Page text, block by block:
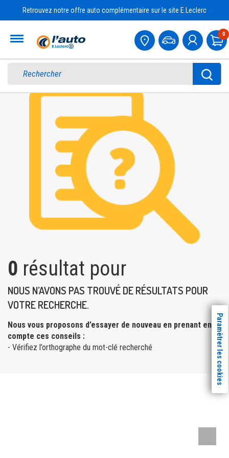
Retrouvez notre offre auto complémentaire sur le site E.Leclerc
0
0 résultat pour
NOUS N’AVONS PAS TROUVÉ DE RÉSULTATS POUR
VOTRE RECHERCHE.
Nous vous proposons d’essayer de nouveau en prenant en
compte ces conseils :
- Vérifiez l’orthographe du mot-clé recherché
Paramètrer les cookies